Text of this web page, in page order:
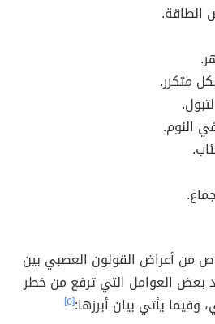
الطاقة.
متكرر.
النوم.
من أعراض القولون العصبي بين
بعض العوامل التي ترفع من خطر
وفيما يأتي بيان أبرزها:[٥]